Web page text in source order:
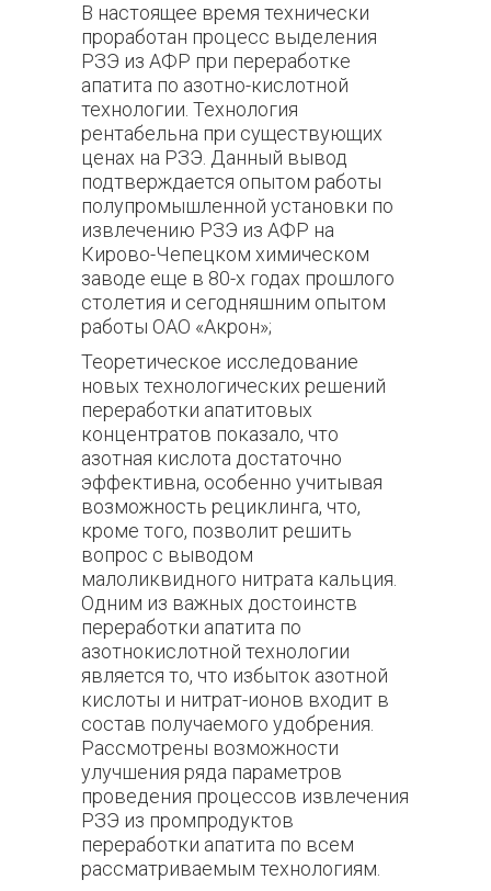
В настоящее время технически
проработан процесс выделения
РЗЭ из АФР при переработке
апатита по азотно-кислотной
технологии. Технология
рентабельна при существующих
ценах на РЗЭ. Данный вывод
подтверждается опытом работы
полупромышленной установки по
извлечению РЗЭ из АФР на
Кирово-Чепецком химическом
заводе еще в 80-х годах прошлого
столетия и сегодняшним опытом
работы ОАО «Акрон»;
Теоретическое исследование
новых технологических решений
переработки апатитовых
концентратов показало, что
азотная кислота достаточно
эффективна, особенно учитывая
возможность рециклинга, что,
кроме того, позволит решить
вопрос с выводом
малоликвидного нитрата кальция.
Одним из важных достоинств
переработки апатита по
азотнокислотной технологии
является то, что избыток азотной
кислоты и нитрат-ионов входит в
состав получаемого удобрения.
Рассмотрены возможности
улучшения ряда параметров
проведения процессов извлечения
РЗЭ из промпродуктов
переработки апатита по всем
рассматриваемым технологиям.